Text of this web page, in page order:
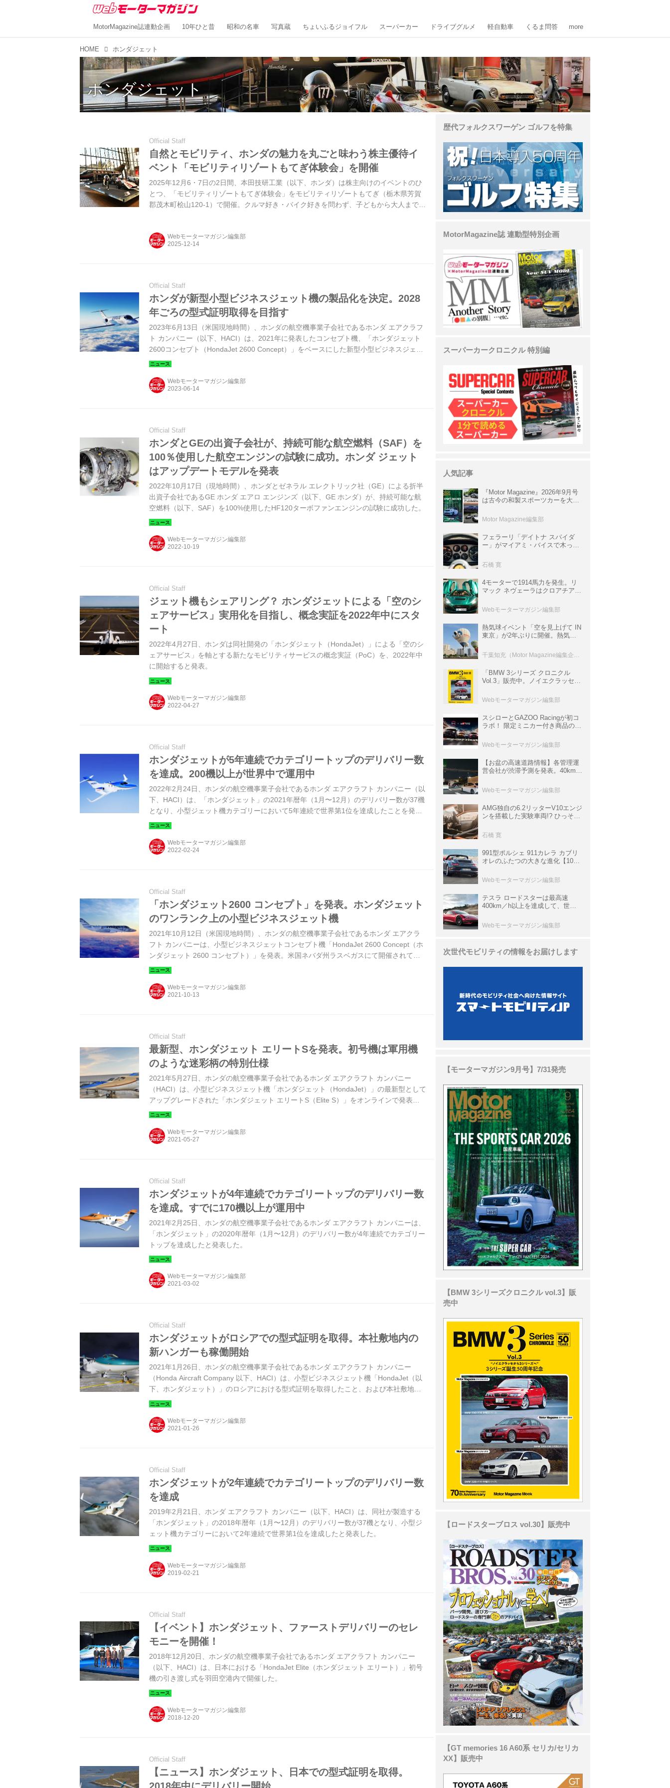
MotorMagazine誌連動企画 10年ひと昔 昭和の名車 写真蔵 ちょいふるジョイフル スーパーカー ドライブグルメ 軽自動車 くるま問答 more
HOME ホンダジェット
ホンダジェット
Official Staff
自然とモビリティ、ホンダの魅力を丸ごと味わう株主優待イ
ベント「モビリティリゾートもてぎ体験会」を開催
2025年12月6・7日の2日間、本田技研工業（以下、ホンダ）は株主向けのイベントのひ
とつ、「モビリティリゾートもてぎ体験会」をモビリティリゾートもてぎ（栃木県芳賀
郡茂木町桧山120-1）で開催。クルマ好き・バイク好きを問わず、子どもから大人までが
Webモーターマガジン編集部
Official Staff
ホンダが新型小型ビジネスジェット機の製品化を決定。2028
年ごろの型式証明取得を目指す
2023年6月13日（米国現地時間）、ホンダの航空機事業子会社であるホンダ エアクラフ
ト カンパニー（以下、HACI）は、2021年に発表したコンセプト機、「ホンダジェット
2600コンセプト（HondaJet 2600 Concept）」をベースにした新型小型ビジネスジェッ
ト機の、2028年に向けた製品化を決定した。
Webモーターマガジン編集部
Official Staff
ホンダとGEの出資子会社が、持続可能な航空燃料（SAF）を
100％使用した航空エンジンの試験に成功。ホンダ ジェット
はアップデートモデルを発表
2022年10月17日（現地時間）、ホンダとゼネラル エレクトリック社（GE）による折半
出資子会社であるGE ホンダ エアロ エンジンズ（以下、GE ホンダ）が、持続可能な航
空燃料（以下、SAF）を100%使用したHF120ターボファンエンジンの試験に成功した。
Webモーターマガジン編集部
Official Staff
ジェット機もシェアリング？ ホンダジェットによる「空のシ
ェアサービス」実用化を目指し、概念実証を2022年中にスタ
ート
2022年4月27日、ホンダは同社開発の「ホンダジェット（HondaJet）」による「空のシ
ェアサービス」を軸とする新たなモビリティサービスの概念実証（PoC）を、2022年中
に開始すると発表。
Webモーターマガジン編集部
Official Staff
ホンダジェットが5年連続でカテゴリートップのデリバリー数
を達成。200機以上が世界中で運用中
2022年2月24日、ホンダの航空機事業子会社であるホンダ エアクラフト カンパニー（以
下、HACI）は、「ホンダジェット」の2021年暦年（1月〜12月）のデリバリー数が37機
となり、小型ジェット機カテゴリーにおいて5年連続で世界第1位を達成したことを発表
した。
Webモーターマガジン編集部
Official Staff
「ホンダジェット2600 コンセプト」を発表。ホンダジェット
のワンランク上の小型ビジネスジェット機
2021年10月12日（米国現地時間）、ホンダの航空機事業子会社であるホンダ エアクラ
フト カンパニーは、小型ビジネスジェットコンセプト機「HondaJet 2600 Concept（ホ
ンダジェット 2600 コンセプト）」を発表。米国ネバダ州ラスベガスにて開催されてい
る世界最大のビジネス航空機ショー、ナショナル ビジネス アビエーション アソシエー
Webモーターマガジン編集部
Official Staff
最新型、ホンダジェット エリートSを発表。初号機は軍用機
のような迷彩柄の特別仕様
2021年5月27日、ホンダの航空機事業子会社であるホンダ エアクラフト カンパニー
（HACI）は、小型ビジネスジェット機「ホンダジェット（HondaJet）」の最新型として
アップグレードされた「ホンダジェット エリートS（Elite S）」をオンラインで発表し
た。
Webモーターマガジン編集部
Official Staff
ホンダジェットが4年連続でカテゴリートップのデリバリー数
を達成。すでに170機以上が運用中
2021年2月25日、ホンダの航空機事業子会社であるホンダ エアクラフト カンパニーは、
「ホンダジェット」の2020年暦年（1月〜12月）のデリバリー数が4年連続でカテゴリー
トップを達成したと発表した。
Webモーターマガジン編集部
Official Staff
ホンダジェットがロシアでの型式証明を取得。本社敷地内の
新ハンガーも稼働開始
2021年1月26日、ホンダの航空機事業子会社であるホンダ エアクラフト カンパニー
（Honda Aircraft Company 以下、HACI）は、小型ビジネスジェット機「HondaJet（以
下、ホンダジェット）」のロシアにおける型式証明を取得したこと、および本社敷地内
の新ハンガーが稼働を開始したことを発表した。
Webモーターマガジン編集部
Official Staff
ホンダジェットが2年連続でカテゴリートップのデリバリー数
を達成
2019年2月21日、ホンダ エアクラフト カンパニー（以下、HACI）は、同社が製造する
「ホンダジェット」の2018年暦年（1月〜12月）のデリバリー数が37機となり、小型ジ
ェット機カテゴリーにおいて2年連続で世界第1位を達成したと発表した。
Webモーターマガジン編集部
Official Staff
【イベント】ホンダジェット、ファーストデリバリーのセレ
モニーを開催！
2018年12月20日、ホンダの航空機事業子会社であるホンダ エアクラフト カンパニー
（以下、HACI）は、日本における「HondaJet Elite（ホンダジェット エリート）」初号
機の引き渡し式を羽田空港内で開催した。
Webモーターマガジン編集部
Official Staff
【ニュース】ホンダジェット、日本での型式証明を取得。
歴代フォルクスワーゲン ゴルフを特集
MotorMagazine誌 連動型特別企画
スーパーカークロニクル 特別編
人気記事
『Motor Magazine』2026年9月号
は古今の和製スポーツカーを大特
情報も満載
Motor Magazine編集部
フェラーリ「デイトナ スパイダ
ー」がマイアミ・バイスで木っ端
サ」に化けた理由
石橋 寛
4モーターで1914馬力を発生。リ
マック ネヴェーラはクロアチア発
ロニクル・完全版／115】
Webモーターマガジン編集部
熱気球イベント「空を見上げて IN
東京」が2年ぶりに開催。熱気球
室などのコンテンツも
「BMW 3シリーズ クロニクル
Vol.3」販売中。ノイエクラッセか
ムック
Webモーターマガジン編集部
スシローとGAZOO Racingが初コ
ラボ！ 限定ミニカー付き商品の
ト体験があたる抽選企画などを展
Webモーターマガジン編集部
【お盆の高速道路情報】各管理運
営会社が渋滞予測を発表。40km以
数ある
Webモーターマガジン編集部
AMG独自の6.2リッターV10エンジ
ンを搭載した実験車両!? ひっそり
P900 プロトタイプ」とは
石橋 寛
991型ポルシェ 911カレラ カブリ
オレのふたつの大きな進化【10年
Webモーターマガジン編集部
テスラ ロードスターは最高速
400km／h以上を達成して、世界
ーカークロニクル・完全版／
113】
Webモーターマガジン編集部
次世代モビリティの情報をお届けします
【モーターマガジン9月号】7/31発売
【BMW 3シリーズクロニクル vol.3】販
売中
【ロードスターブロス vol.30】販売中
【GT memories 16 A60系 セリカ/セリカ
XX】販売中